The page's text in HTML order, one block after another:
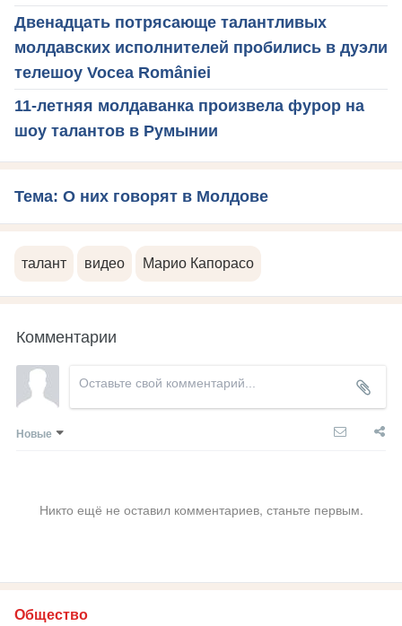
Двенадцать потрясающе талантливых
молдавских исполнителей пробились в дуэли
телешоу Vocea României
11-летняя молдаванка произвела фурор на
шоу талантов в Румынии
Тема: О них говорят в Молдове
талант видео Марио Капорасо
Комментарии
Новые
Никто ещё не оставил комментариев, станьте первым.
Общество